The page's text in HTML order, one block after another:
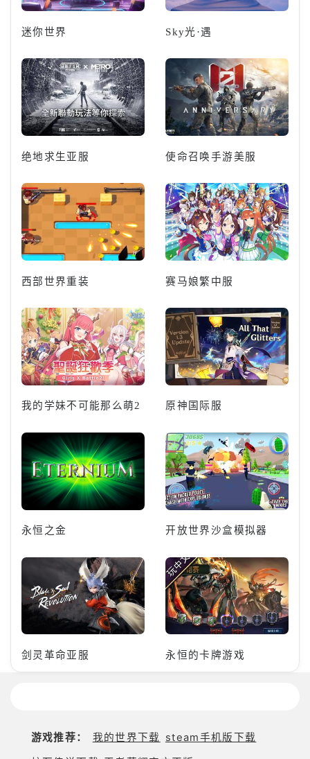
迷你世界 Sky光·遇
绝地求生亚服 使命召唤手游美服
西部世界重装 赛马娘繁中服
我的学妹不可能那么萌2 原神国际服
永恒之金 开放世界沙盒模拟器
剑灵革命亚服 永恒的卡牌游戏
游戏推荐： 我的世界下载 steam手机版下载